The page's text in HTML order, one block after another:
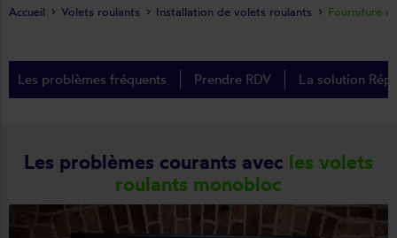
Les problèmes fréquents Prendre RDV La solution
Les problèmes courants avec les volets
roulants monobloc
Accueil Volets roulants Installation de volets roulants Fourniture